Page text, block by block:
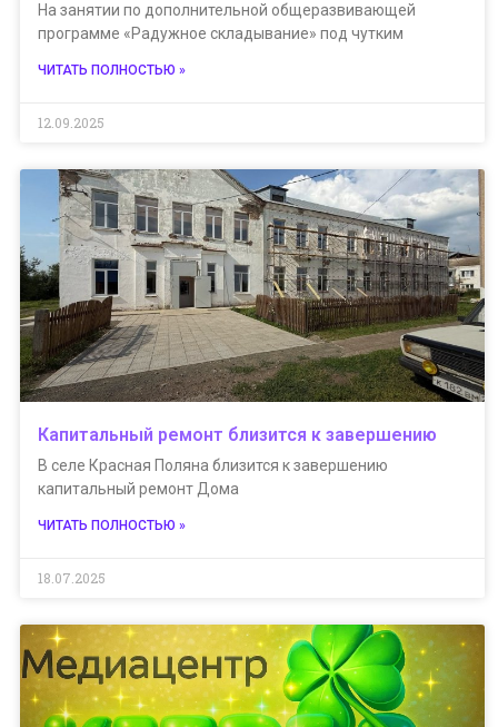
На занятии по дополнительной общеразвивающей
программе «Радужное складывание» под чутким
ЧИТАТЬ ПОЛНОСТЬЮ »
12.09.2025
Капитальный ремонт близится к завершению
В селе Красная Поляна близится к завершению
капитальный ремонт Дома
ЧИТАТЬ ПОЛНОСТЬЮ »
18.07.2025